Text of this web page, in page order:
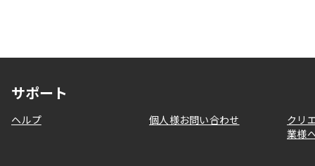
サポート
ヘルプ 個人様お問い合わせ
クリ
業様